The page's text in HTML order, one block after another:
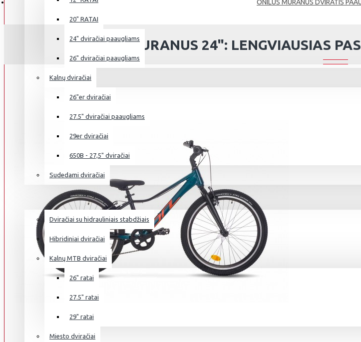
20" RATAI
24" dviračiai paaugliams
26" dviračiai paaugliams
Kalnų dviračiai
26"er dviračiai
27.5" dviračiai paaugliams
29er dviračiai
650B - 27,5" dviračiai
Sudedami dviračiai
NAUDOTI DVIRAČIAI
Dviračiai su hidrauliniais stabdžiais
Hibridiniai dviračiai
Kalnų MTB dviračiai
26" ratai
27.5" ratai
29" ratai
Miesto dviračiai
ONILUS MURANUS DVIRATIS
ONILUS MURANUS 24": LENGVIAUSIAS